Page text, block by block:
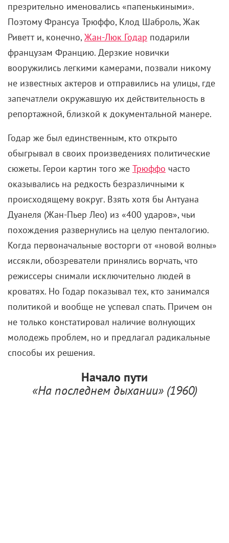
презрительно именовались «папенькиными».
Поэтому Франсуа Трюффо, Клод Шаброль, Жак
Риветт и, конечно,Жан-Люк Годар подарили
французам Францию. Дерзкие новички
вооружились легкими камерами, позвали никому
не известных актеров и отправились на улицы, где
запечатлели окружавшую их действительность в
репортажной, близкой к документальной манере.
Годар же был единственным, кто открыто
обыгрывал в своих произведениях политические
сюжеты. Герои картин того же Трюффо часто
оказывались на редкость безразличными к
происходящему вокруг. Взять хотя бы Антуана
Дуанеля (Жан-Пьер Лео) из «400 ударов», чьи
похождения развернулись на целую пенталогию.
Когда первоначальные восторги от «новой волны»
иссякли, обозреватели принялись ворчать, что
режиссеры снимали исключительно людей в
кроватях. Но Годар показывал тех, кто занимался
политикой и вообще не успевал спать. Причем он
не только констатировал наличие волнующих
молодежь проблем, но и предлагал радикальные
способы их решения.
Начало пути
«На последнем дыхании» (1960)